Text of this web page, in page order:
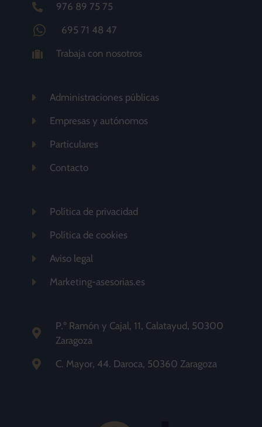
976 89 75 75
695 71 48 47
Trabaja con nosotros
Administraciones públicas
Empresas y autónomos
Particulares
Contacto
Política de privacidad
Política de cookies
Aviso legal
Marketing-asesorias.es
P.º Ramón y Cajal, 11, Calatayud, 50300
Zaragoza
C. Mayor, 44. Daroca, 50360 Zaragoza